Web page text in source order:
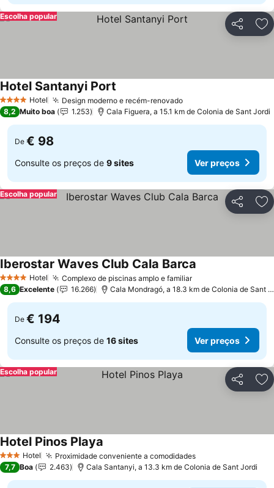
Partilhar
Escolha popular
4 EstrelasHotel Design moderno e recém-renovadoVer preços
Hotel Santanyi Port
8,2 Muito boa 1.253 Cala Figuera, a 15.1 km de Colonia de Sant Jordi
De € 98
Consulte os preços de 9 sites Ver preços
Partilhar
Escolha popular
4 EstrelasHotel Complexo de piscinas amplo e familiarVer preços
Iberostar Waves Club Cala Barca
8,6 Excelente 16.266 Cala Mondragó, a 18.3 km de Colonia de Sant
De € 194
Consulte os preços de 16 sites Ver preços
Partilhar
Escolha popular
3 EstrelasHotel Proximidade conveniente a comodidadesVer preços
Hotel Pinos Playa
7,7 Boa 2.463 Cala Santanyi, a 13.3 km de Colonia de Sant Jordi